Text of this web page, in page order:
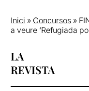
Inici » Concursos »
a veure ‘Refugiada
LA
REVISTA